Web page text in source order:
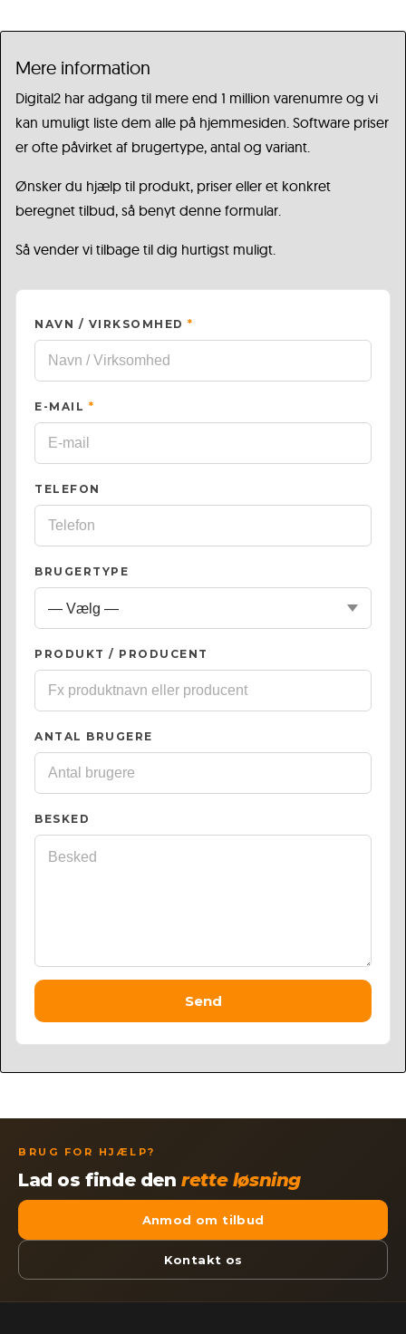
Mere information
Digital2 har adgang til mere end 1 million varenumre og vi
kan umuligt liste dem alle på hjemmesiden. Software priser
er ofte påvirket af brugertype, antal og variant.
Ønsker du hjælp til produkt, priser eller et konkret
beregnet tilbud, så benyt denne formular.
Så vender vi tilbage til dig hurtigst muligt.
NAVN / VIRKSOMHED *
E-MAIL *
TELEFON
BRUGERTYPE
PRODUKT / PRODUCENT
ANTAL BRUGERE
BESKED
Send
BRUG FOR HJÆLP?
Lad os finde denrette løsning
Anmod om tilbud
Kontakt os